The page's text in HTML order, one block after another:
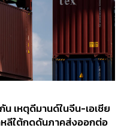
เหตุดีมานด์ในจีน-เอเชีย
ลีใต้กดดันภาคส่งออกต่อ